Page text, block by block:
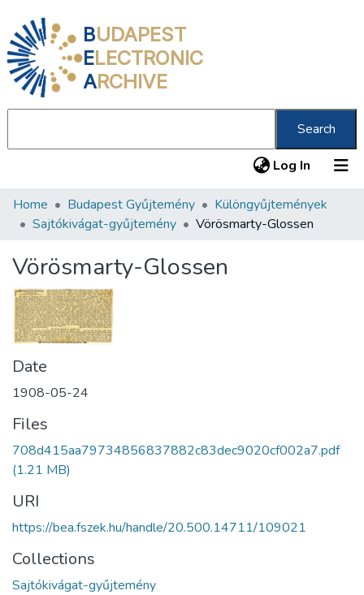
BUDAPEST
ELECTRONIC
ARCHIVE
Search
Log In (current)
Communities & Collections
Statistics
About us
Home Budapest Gyűjtemény
Különgyűjtemények
Sajtókivágat-gyűjtemény
Vörösmarty-Glossen
Vörösmarty-Glossen
Date
1908-05-24
Files
708d415aa79734856837882c83dec9020cf002a7.pdf
(1.21 MB)
URI
https://bea.fszek.hu/handle/20.500.14711/109021
Collections
Sajtókivágat-gyűjtemény